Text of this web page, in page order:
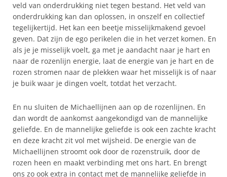
veld van onderdrukking niet tegen bestand. Het veld van
onderdrukking kan dan oplossen, in onszelf en collectief
tegelijkertijd. Het kan een beetje misselijkmakend gevoel
geven. Dat zijn de ego perikelen die in het verzet komen. En
als je je misselijk voelt, ga met je aandacht naar je hart en
naar de rozenlijn energie, laat de energie van je hart en de
rozen stromen naar de plekken waar het misselijk is of naar
je buik waar je dingen voelt, totdat het verzacht.
En nu sluiten de Michaellijnen aan op de rozenlijnen. En
dan wordt de aankomst aangekondigd van de mannelijke
geliefde. En de mannelijke geliefde is ook een zachte kracht
en deze kracht zit vol met wijsheid. De energie van de
Michaellijnen stroomt ook door de rozenstruik, door de
rozen heen en maakt verbinding met ons hart. En brengt
ons zo ook extra in contact met de mannelijke geliefde in